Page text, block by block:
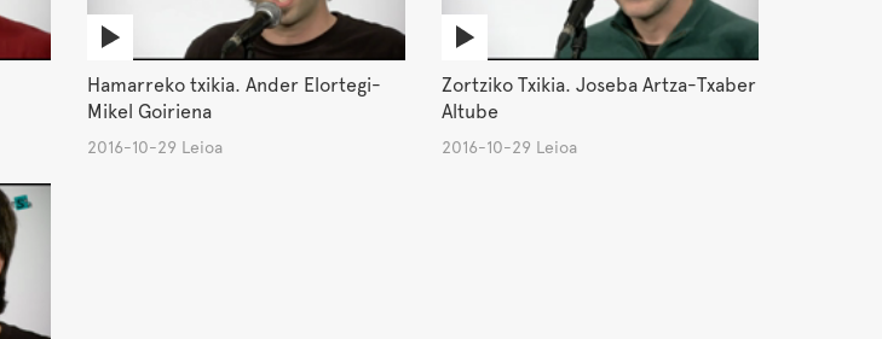
Hamarreko txikia. Ander Elortegi-
Mikel Goiriena
2016-10-29 Leioa
Zortziko Txikia. Joseba Artza-Txaber
Altube
2016-10-29 Leioa